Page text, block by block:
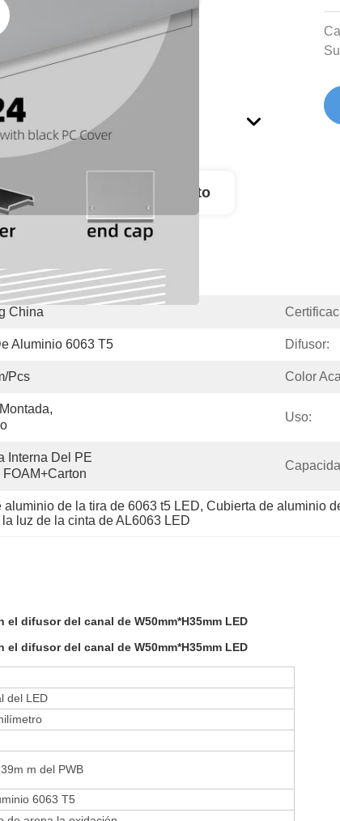
Descripción Del Producto
China
Aluminio 6063 T5 Difusor:
pcs Color
Uso:
Interna Del PE
aluminio de la tira de 6063 t5 LED, Cubierta de aluminio
luz de la cinta de AL6063 LED
difusor del canal de W50mm*H35mm LED
difusor del canal de W50mm*H35mm LED
del LED
m del PWB
6063 T5